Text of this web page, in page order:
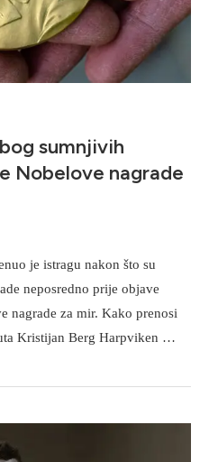
sumnjivih
Nobelove nagrade
je istragu nakon što su
neposredno prije objave
nagrade za mir. Kako prenosi
Kristijan Berg Harpviken …